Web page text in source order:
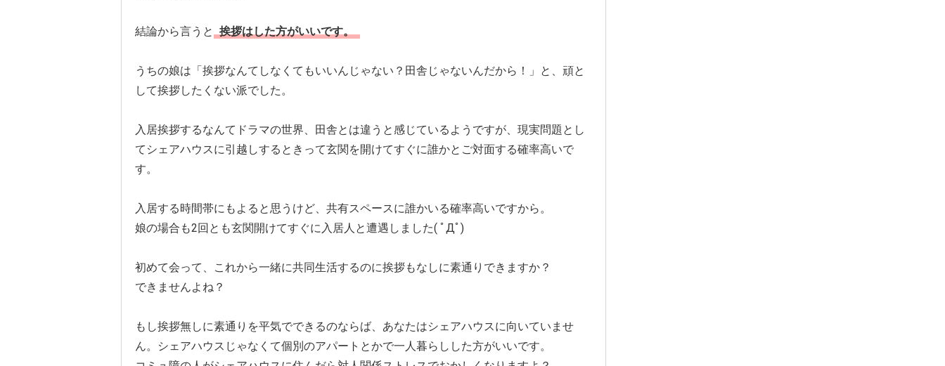
結論から言うと 挨拶はした方がいいです。
うちの娘は「挨拶なんてしなくてもいいんじゃない？田舎じゃないんだから！」と、頑と
して挨拶したくない派でした。
入居挨拶するなんてドラマの世界、田舎とは違うと感じているようですが、現実問題とし
てシェアハウスに引越しするときって玄関を開けてすぐに誰かとご対面する確率高いで
す。
入居する時間帯にもよると思うけど、共有スペースに誰かいる確率高いですから。
娘の場合も2回とも玄関開けてすぐに入居人と遭遇しました( ﾟДﾟ)
初めて会って、これから一緒に共同生活するのに挨拶もなしに素通りできますか？
できませんよね？
もし挨拶無しに素通りを平気でできるのならば、あなたはシェアハウスに向いていませ
ん。シェアハウスじゃなくて個別のアパートとかで一人暮らしした方がいいです。